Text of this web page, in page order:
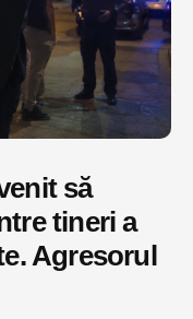
să
tineri a
Agresorul